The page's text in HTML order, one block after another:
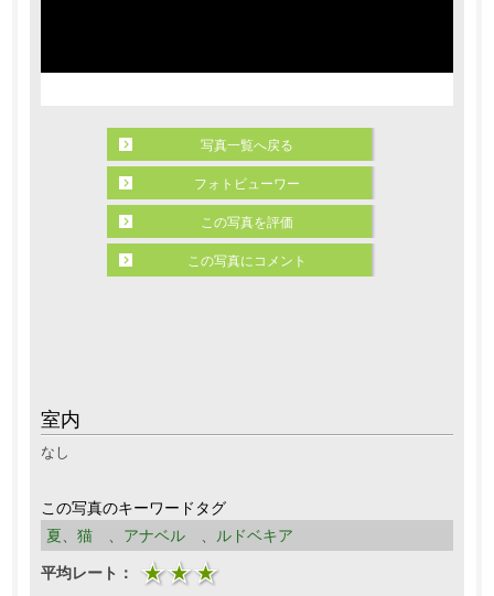
室内
なし
この写真のキーワードタグ
夏
猫、 アナベル、 ルドベキア
平均レート：
写真一覧へ戻る
フォトビューワー
この写真を評価
この写真にコメント